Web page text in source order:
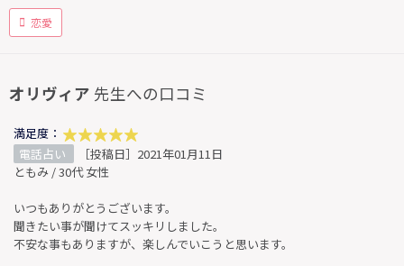
恋愛
オリヴィア 先生への口コミ
満足度：
電話占い
［投稿日］2021年01月11日
ともみ / 30代 女性
いつもありがとうございます。
聞きたい事が聞けてスッキリしました。
不安な事もありますが、楽しんでいこうと思います。